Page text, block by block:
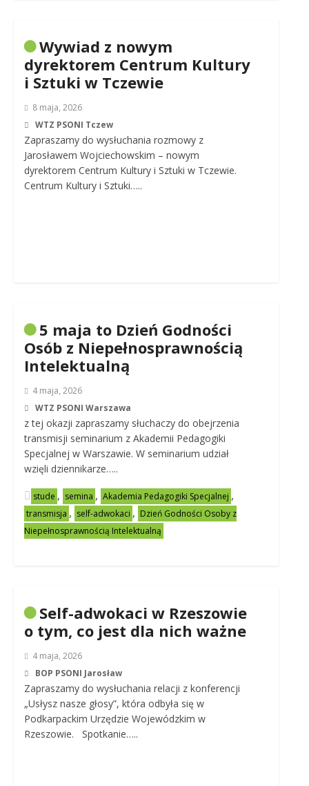
Wywiad z nowym
dyrektorem Centrum Kultury
i Sztuki w Tczewie
8 maja, 2026
WTZ PSONI Tczew
Zapraszamy do wysłuchania rozmowy z
Jarosławem Wojciechowskim – nowym
dyrektorem Centrum Kultury i Sztuki w Tczewie.
Centrum Kultury i Sztuki…..
5 maja to Dzień Godności
Osób z Niepełnosprawnością
Intelektualną
4 maja, 2026
WTZ PSONI Warszawa
z tej okazji zapraszamy słuchaczy do obejrzenia
transmisji seminarium z Akademii Pedagogiki
Specjalnej w Warszawie. W seminarium udział
wzięli dziennikarze…..
stude , semina , Akademia Pedagogiki Specjalnej ,
transmisja , self-adwokaci , Dzień Godności Osoby z
Niepełnosprawnością Intelektualną
Self-adwokaci w Rzeszowie
o tym, co jest dla nich ważne
4 maja, 2026
BOP PSONI Jarosław
Zapraszamy do wysłuchania relacji z konferencji
„Usłysz nasze głosy”, która odbyła się w
Podkarpackim Urzędzie Wojewódzkim w
Rzeszowie. Spotkanie…..